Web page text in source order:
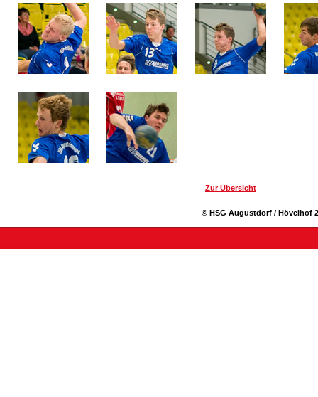
Zur Übersicht
© HSG Augustdorf / Hövelhof